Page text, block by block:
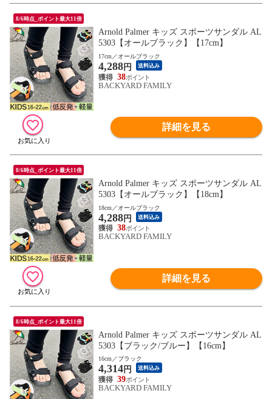
8/6時点_ポイント最大11倍
Arnold Palmer キッズ スポーツサンダル AL
5303【オールブラック】【17cm】
17cm／オールブラック
4,288円 送料込み
38
BACKYARD FAMILY
詳細を見る
8/6時点_ポイント最大11倍
Arnold Palmer キッズ スポーツサンダル AL
5303【オールブラック】【18cm】
18cm／オールブラック
4,288円 送料込み
38
BACKYARD FAMILY
詳細を見る
8/6時点_ポイント最大11倍
Arnold Palmer キッズ スポーツサンダル AL
5303【ブラック/ブルー】【16cm】
16cm／ブラック
4,314円 送料込み
39
BACKYARD FAMILY